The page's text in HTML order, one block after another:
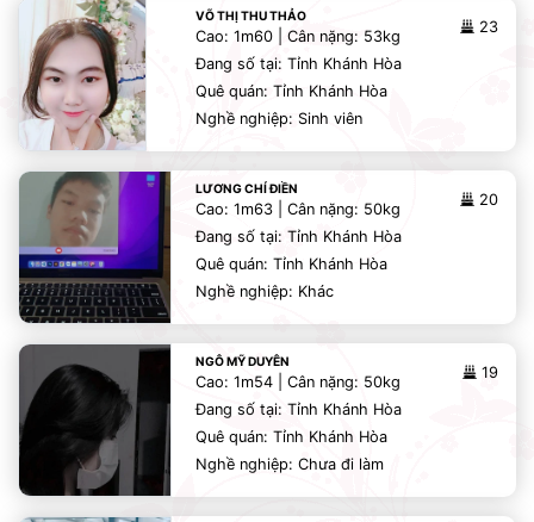
VÕ THỊ THU THẢO
23
Cao: 1m60 | Cân nặng: 53kg
Đang số tại: Tỉnh Khánh Hòa
Quê quán: Tỉnh Khánh Hòa
Nghề nghiệp: Sinh viên
LƯƠNG CHÍ ĐIỀN
20
Cao: 1m63 | Cân nặng: 50kg
Đang số tại: Tỉnh Khánh Hòa
Quê quán: Tỉnh Khánh Hòa
Nghề nghiệp: Khác
NGÔ MỸ DUYÊN
19
Cao: 1m54 | Cân nặng: 50kg
Đang số tại: Tỉnh Khánh Hòa
Quê quán: Tỉnh Khánh Hòa
Nghề nghiệp: Chưa đi làm